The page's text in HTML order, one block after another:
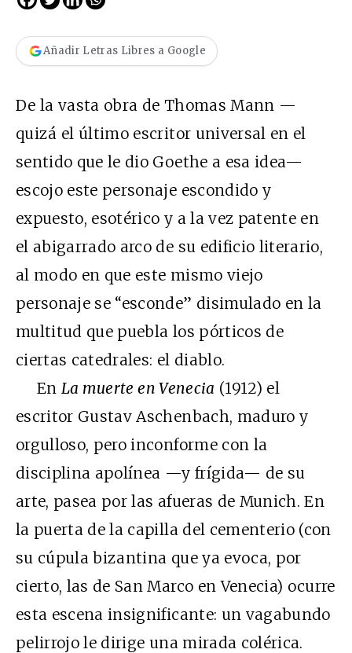
Añadir Letras Libres a Google
De la vasta obra de Thomas Mann —
quizá el último escritor universal en el
sentido que le dio Goethe a esa idea—
escojo este personaje escondido y
expuesto, esotérico y a la vez patente en
el abigarrado arco de su edificio literario,
al modo en que este mismo viejo
personaje se “esconde” disimulado en la
multitud que puebla los pórticos de
ciertas catedrales: el diablo.
En La muerte en Venecia (1912) el
escritor Gustav Aschenbach, maduro y
orgulloso, pero inconforme con la
disciplina apolínea —y frígida— de su
arte, pasea por las afueras de Munich. En
la puerta de la capilla del cementerio (con
su cúpula bizantina que ya evoca, por
cierto, las de San Marco en Venecia) ocurre
esta escena insignificante: un vagabundo
pelirrojo le dirige una mirada colérica.